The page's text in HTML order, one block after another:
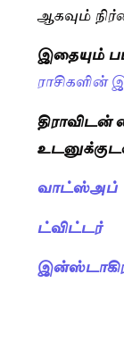
ஆகவும்
இதையும்
ராசிகளின்
வாட்ஸ்அப்
ட்விட்டர்